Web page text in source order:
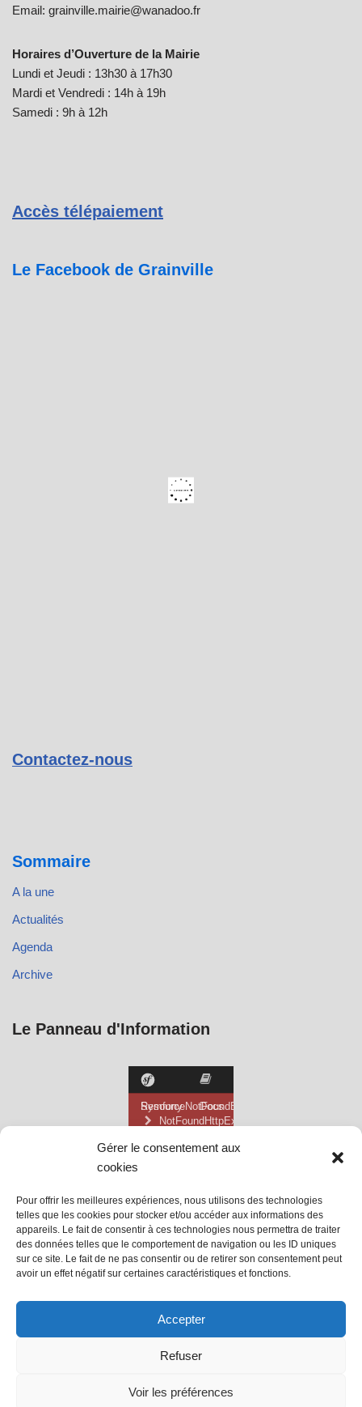
Gérer le consentement aux
cookies
Pour offrir les meilleures expériences, nous utilisons des technologies
telles que les cookies pour stocker et/ou accéder aux informations des
appareils. Le fait de consentir à ces technologies nous permettra de traiter
des données telles que le comportement de navigation ou les ID uniques
sur ce site. Le fait de ne pas consentir ou de retirer son consentement peut
avoir un effet négatif sur certaines caractéristiques et fonctions.
Accepter
Refuser
Voir les préférences
Email: grainville.mairie@wanadoo.fr
Horaires d’Ouverture de la Mairie
Lundi et Jeudi : 13h30 à 17h30
Mardi et Vendredi : 14h à 19h
Samedi : 9h à 12h
Accès télépaiement
Le Facebook de Grainville
Contactez-nous
Sommaire
A la une
Actualités
Agenda
Archive
Le Panneau d'Information
@ Mairie de Grainville la Teinturière
Site propulsé par Tambour de Ville
@Grainville-la-teinturierementions légales